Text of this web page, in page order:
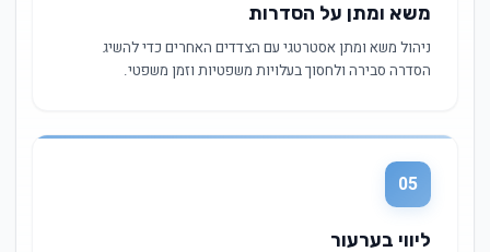
משא ומתן על הסדרות
ניהול משא ומתן אסטרטגי עם הצדדים האחרים כדי להשיג
הסדרה סבירה ולחסוך בעלויות משפטיות וזמן משפטי.
05
ליווי בערעור